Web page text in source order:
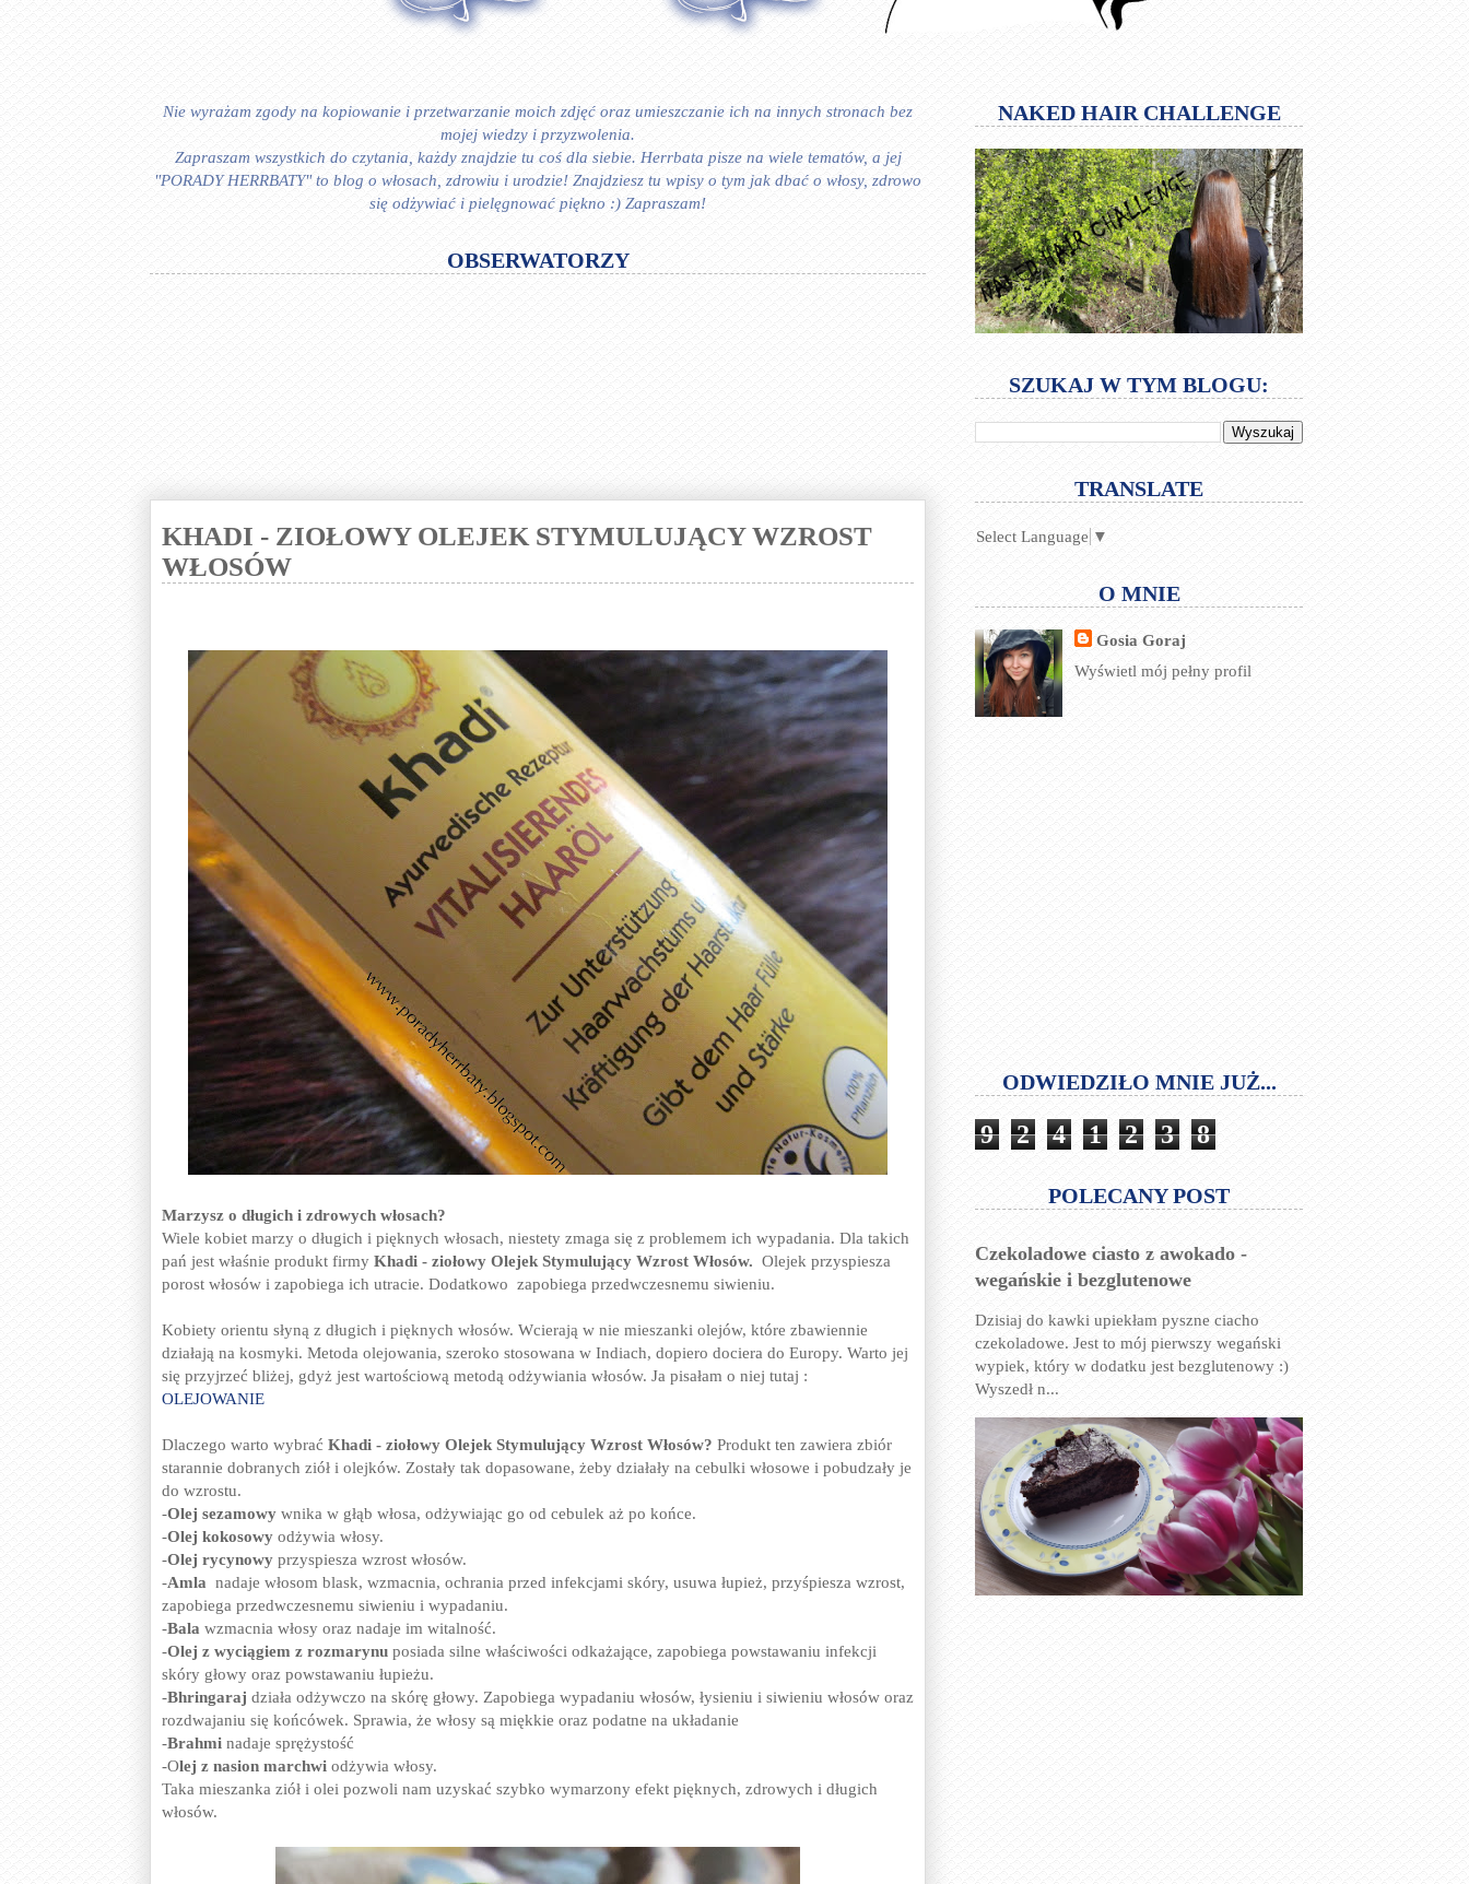
Nie wyrażam zgody na kopiowanie i przetwarzanie moich zdjęć oraz umieszczanie ich na innych stronach bez
mojej wiedzy i przyzwolenia.
Zapraszam wszystkich do czytania, każdy znajdzie tu coś dla siebie. Herrbata pisze na wiele tematów, a jej
"PORADY HERRBATY" to blog o włosach, zdrowiu i urodzie! Znajdziesz tu wpisy o tym jak dbać o włosy, zdrowo
się odżywiać i pielęgnować piękno :) Zapraszam!
OBSERWATORZY
KHADI - ZIOŁOWY OLEJEK STYMULUJĄCY WZROST
WŁOSÓW
Marzysz o długich i zdrowych włosach?
Wiele kobiet marzy o długich i pięknych włosach, niestety zmaga się z problemem ich wypadania. Dla takich
pań jest właśnie produkt firmy Khadi - ziołowy Olejek Stymulujący Wzrost Włosów. Olejek przyspiesza
porost włosów i zapobiega ich utracie. Dodatkowo zapobiega przedwczesnemu siwieniu.
Kobiety orientu słyną z długich i pięknych włosów. Wcierają w nie mieszanki olejów, które zbawiennie
działają na kosmyki. Metoda olejowania, szeroko stosowana w Indiach, dopiero dociera do Europy. Warto jej
się przyjrzeć bliżej, gdyż jest wartościową metodą odżywiania włosów. Ja pisałam o niej tutaj :
OLEJOWANIE
Dlaczego warto wybrać Khadi - ziołowy Olejek Stymulujący Wzrost Włosów? Produkt ten zawiera zbiór
starannie dobranych ziół i olejków. Zostały tak dopasowane, żeby działały na cebulki włosowe i pobudzały je
do wzrostu.
-Olej sezamowy wnika w głąb włosa, odżywiając go od cebulek aż po końce.
-Olej kokosowy odżywia włosy.
-Olej rycynowy przyspiesza wzrost włosów.
-Amla nadaje włosom blask, wzmacnia, ochrania przed infekcjami skóry, usuwa łupież, przyśpiesza wzrost,
zapobiega przedwczesnemu siwieniu i wypadaniu.
-Bala wzmacnia włosy oraz nadaje im witalność.
-Olej z wyciągiem z rozmarynu posiada silne właściwości odkażające, zapobiega powstawaniu infekcji
skóry głowy oraz powstawaniu łupieżu.
-Bhringaraj działa odżywczo na skórę głowy. Zapobiega wypadaniu włosów, łysieniu i siwieniu włosów oraz
rozdwajaniu się końcówek. Sprawia, że włosy są miękkie oraz podatne na układanie
-Brahmi nadaje sprężystość
-Olej z nasion marchwi odżywia włosy.
Taka mieszanka ziół i olei pozwoli nam uzyskać szybko wymarzony efekt pięknych, zdrowych i długich
włosów.
NAKED HAIR CHALLENGE
SZUKAJ W TYM BLOGU:
TRANSLATE
Select Language ▼
O MNIE
Gosia Goraj
Wyświetl mój pełny profil
ODWIEDZIŁO MNIE JUŻ...
9 2 4 1 2 3 8
POLECANY POST
Czekoladowe ciasto z awokado -
wegańskie i bezglutenowe
Dzisiaj do kawki upiekłam pyszne ciacho
czekoladowe. Jest to mój pierwszy wegański
wypiek, który w dodatku jest bezglutenowy :)
Wyszedł n...